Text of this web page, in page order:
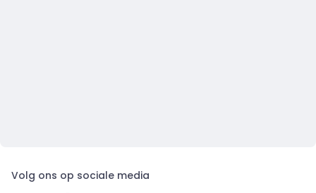
Volg ons op sociale media